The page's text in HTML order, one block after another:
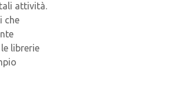
attività.
che
librerie